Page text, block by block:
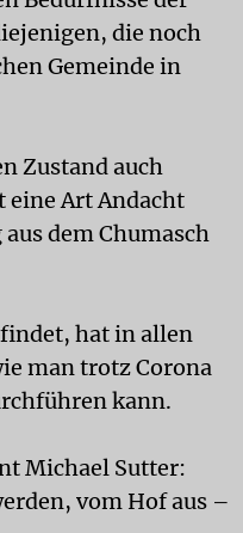
die noch
Gemeinde in
Zustand auch
eine Art Andacht
dem Chumasch
hat in allen
man trotz Corona
kann.
Michael Sutter:
vom Hof aus –